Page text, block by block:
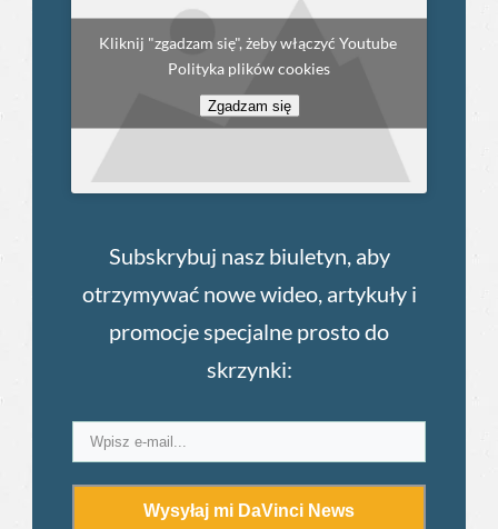
Kliknij "zgadzam się", żeby włączyć Youtube
Polityka plików cookies
Zgadzam się
Subskrybuj nasz biuletyn, aby
otrzymywać nowe wideo, artykuły i
promocje specjalne prosto do
skrzynki:
Wysyłaj mi DaVinci News